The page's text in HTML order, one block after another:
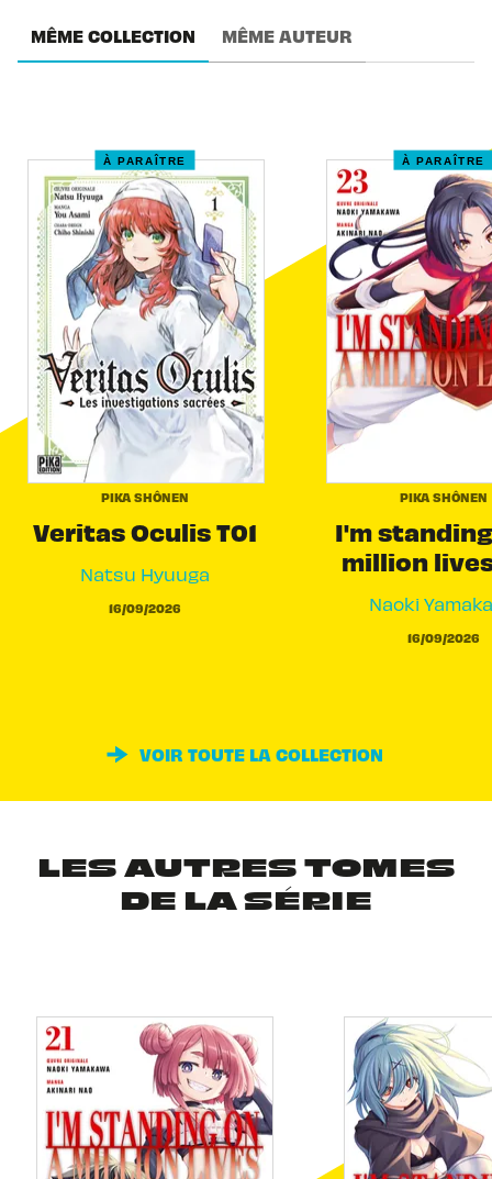
MÊME COLLECTION MÊME AUTEUR
À PARAÎTRE
PIKA SHÔNEN
Veritas Oculis T01
Natsu Hyuuga
16/09/2026
À PARAÎTRE
PIKA SHÔNEN
I'm
million
Naoki
16/09/2026
VOIR TOUTE LA COLLECTION
LES AUTRES TOMES
DE LA SÉRIE